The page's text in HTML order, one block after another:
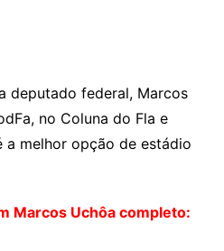
deputado federal, Marcos
no Coluna do Fla e
a melhor opção de estádio
Marcos Uchôa completo: